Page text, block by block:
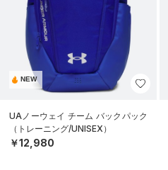
NEW
UAノーウェイ チーム バックパック
（トレーニング/UNISEX）
￥12,980